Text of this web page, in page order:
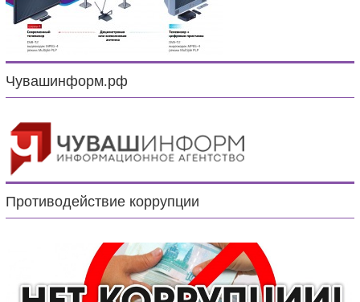
Чувашинформ.рф
Противодействие коррупции